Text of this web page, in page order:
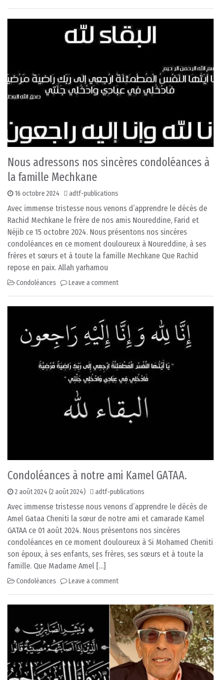
Nous adressons nos sincères condoléances à
la famille Mechkane
16 octobre 2024 adtf-publications
Avec immense tristesse nous venons d’apprendre le décès de
Rachid Mechkane le frère de nos amis Noureddine, Farid et
Néjib ce 15 octobre 2024. Nous présentons nos sincères
condoléances en ce moment douloureux à Noureddine, à ses
frères et sœurs et à toute la famille Mechkane Que Rachid
repose en paix. Allah yarhamou
Condoléances Leave a comment
Condoléances à notre ami Kamel GATAA.
2 août 2024 (2 août 2024) adtf-publications
Avec immense tristesse nous venons d’apprendre le décès de
Amel Gataa Cheniti la sœur de notre ami et camarade Kamel
GATAA ce 01 août 2024. Nous présentons nos sincères
condoléances en ce moment douloureux à Si Mohamed Cheniti
son époux, à ses enfants, ses frères, ses sœurs et à toute la
famille. Que Madame Amel […]
Condoléances Leave a comment